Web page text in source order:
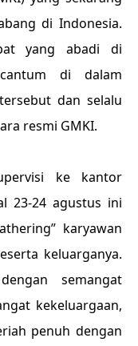
di Indonesia.
yang abadi di
di dalam
dan selalu
resmi GMKI.
ke kantor
23-24 agustus ini
karyawan
keluarganya.
semangat
kekeluargaan,
penuh dengan